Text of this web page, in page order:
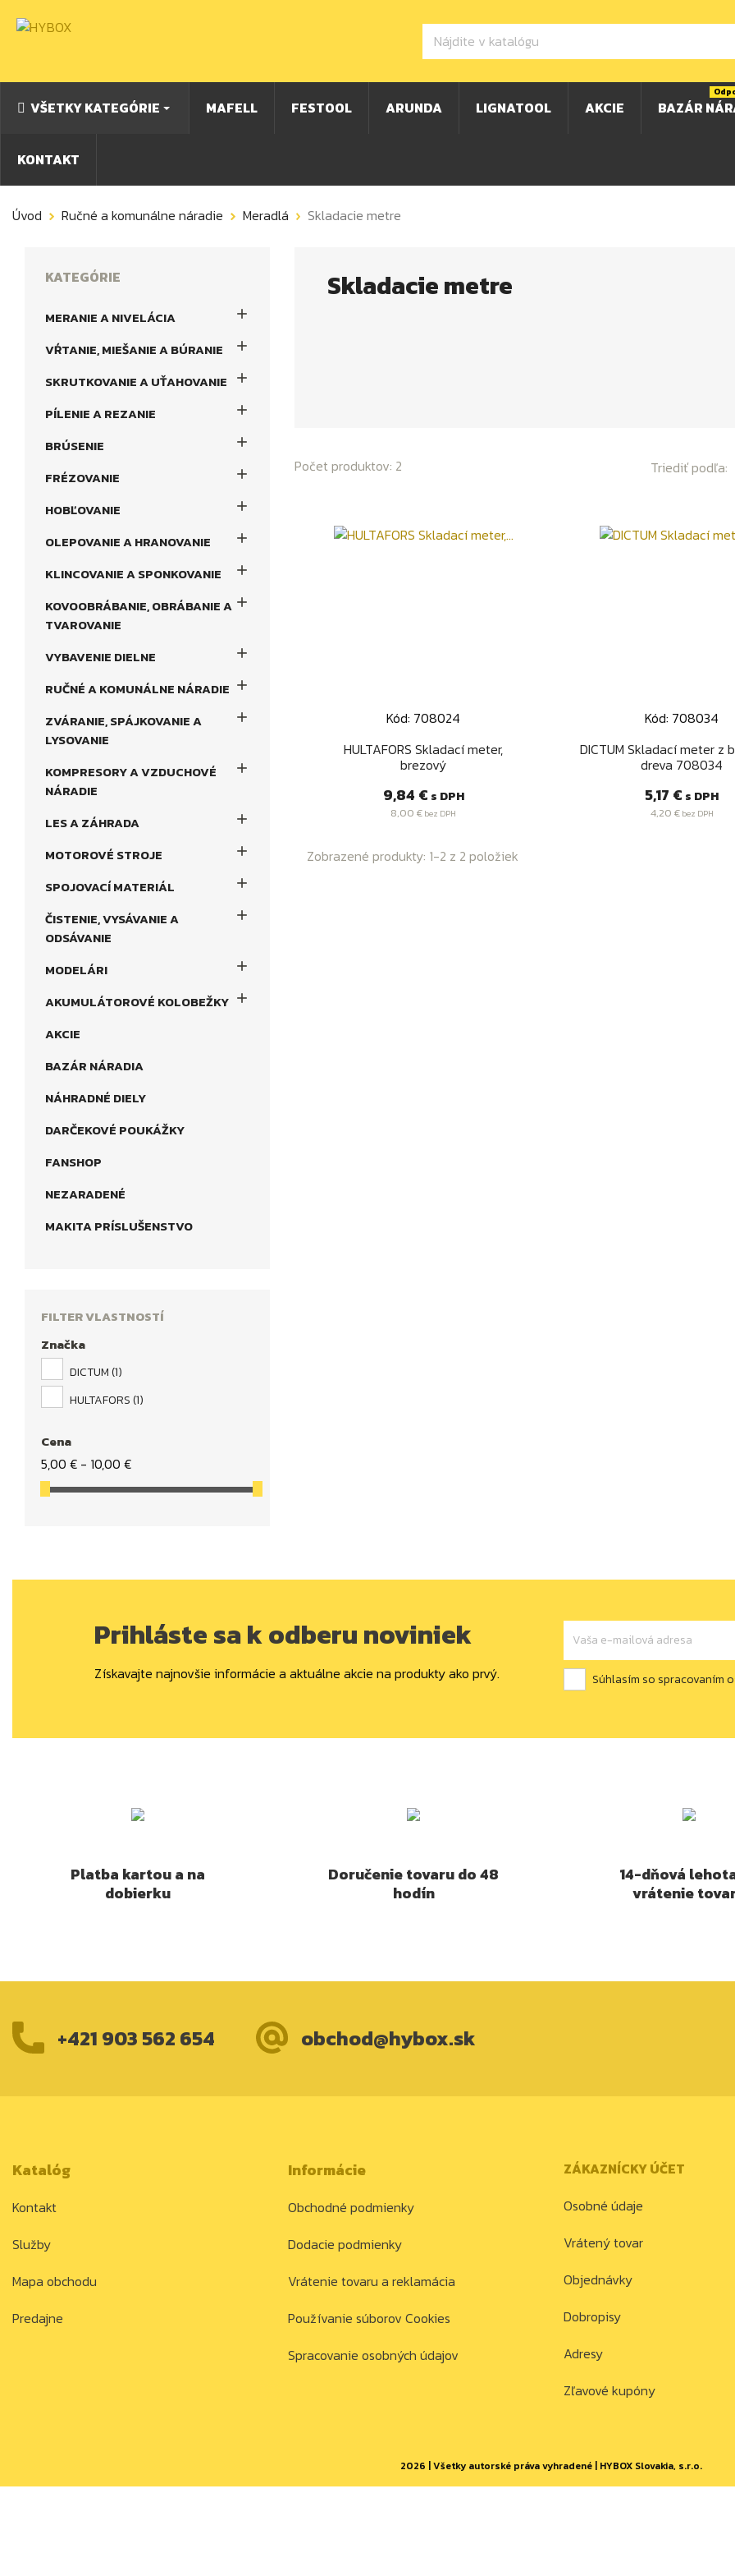
VŠETKY KATEGÓRIE MAFELL FESTOOL ARUNDA LIGNATOOL AKCIE BAZÁR
KONTAKT
Úvod Ručné a komunálne náradie Meradlá Skladacie metre
KATEGÓRIE
MERANIE A NIVELÁCIA 
VŔTANIE, MIEŠANIE A BÚRANIE 
SKRUTKOVANIE A UŤAHOVANIE 
PÍLENIE A REZANIE 
BRÚSENIE 
FRÉZOVANIE 
HOBĽOVANIE 
OLEPOVANIE A HRANOVANIE 
KLINCOVANIE A SPONKOVANIE 
KOVOOBRÁBANIE, OBRÁBANIE A
TVAROVANIE

VYBAVENIE DIELNE 
RUČNÉ A KOMUNÁLNE NÁRADIE 
ZVÁRANIE, SPÁJKOVANIE A
LYSOVANIE

KOMPRESORY A VZDUCHOVÉ
NÁRADIE

LES A ZÁHRADA 
MOTOROVÉ STROJE 
SPOJOVACÍ MATERIÁL 
ČISTENIE, VYSÁVANIE A
ODSÁVANIE

MODELÁRI 
AKUMULÁTOROVÉ KOLOBEŽKY 
AKCIE
BAZÁR NÁRADIA
NÁHRADNÉ DIELY
DARČEKOVÉ POUKÁŽKY
FANSHOP
NEZARADENÉ
MAKITA PRÍSLUŠENSTVO
FILTER VLASTNOSTÍ
Značka
DICTUM(1)
HULTAFORS(1)
Cena
5,00 € - 10,00 €
Skladacie metre
Počet produktov: 2 Triediť podľa:
Kód: 708024
HULTAFORS Skladací meter,
brezový
Cena
9,84 € s DPH
8,00 € bez DPH
Rýchly náhľad
Kód: 708034
DICTUM Skladací meter z
dreva 708034
Cena
5,17 € s DPH
4,20 €bez DPH
Rýchly náhľad
Zobrazené produkty: 1-2 z 2 položiek
Prihláste sa k odberu noviniek
Získavajte najnovšie informácie a aktuálne akcie na produkty ako prvý. Súhlasím so spracovaním
Platba kartou a na
dobierku
Doručenie tovaru do 48
hodín
14-dňová
vrátenie
+421 903 562 654 obchod@hybox.sk
Katalóg
Kontakt
Služby
Mapa obchodu
Predajne
Informácie
Obchodné podmienky
Dodacie podmienky
Vrátenie tovaru a reklamácia
Používanie súborov Cookies
Spracovanie osobných údajov
ZÁKAZNÍCKY ÚČET
Osobné údaje
Vrátený tovar
Objednávky
Dobropisy
Adresy
Zľavové kupóny
2026 | Všetky autorské práva vyhradené | HYBOX Slovakia, s.r.o.